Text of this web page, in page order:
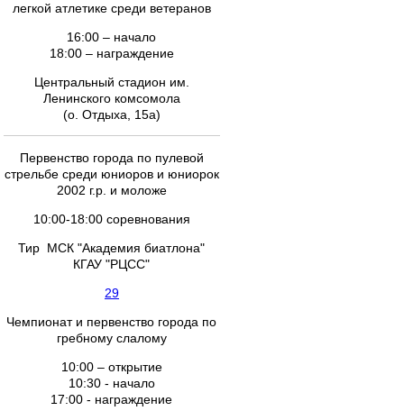
легкой атлетике среди ветеранов
16:00 – начало
18:00 – награждение
Центральный стадион им.
Ленинского комсомола
(о. Отдыха, 15а)
Первенство города по пулевой
стрельбе среди юниоров и юниорок
2002 г.р. и моложе
10:00-18:00 соревнования
Тир МСК "Академия биатлона"
КГАУ "РЦСС"
29
Чемпионат и первенство города по
гребному слалому
10:00 – открытие
10:30 - начало
17:00 - награждение